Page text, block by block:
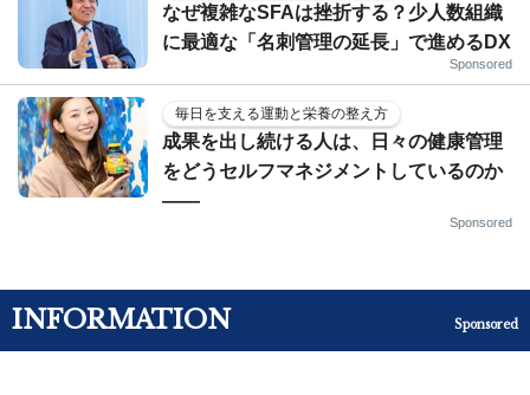
なぜ複雑なSFAは挫折する？少人数組織
に最適な「名刺管理の延長」で進めるDX
Sponsored
毎日を支える運動と栄養の整え方
成果を出し続ける人は、日々の健康管理
をどうセルフマネジメントしているのか
——
Sponsored
INFORMATION Sponsored